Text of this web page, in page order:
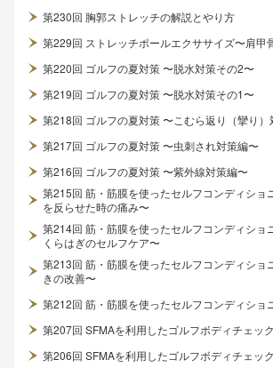
第230回 胸郭ストレッチの解説とやり方
第229回 ストレッチポールエクササイズ〜肩甲
第220回 ゴルフの夏対策 〜脱水対策その2〜
第219回 ゴルフの夏対策 〜脱水対策その1〜
第218回 ゴルフの夏対策 〜こむら返り（攣り）
第217回 ゴルフの夏対策 〜虫刺され対策編〜
第216回 ゴルフの夏対策 〜紫外線対策編〜
第215回 筋・筋膜を使ったセルフコンディショ
を反らせた時の痛み〜
第214回 筋・筋膜を使ったセルフコンディショ
くらはぎのセルフケア〜
第213回 筋・筋膜を使ったセルフコンディショ
きの改善〜
第212回 筋・筋膜を使ったセルフコンディショ
第207回 SFMAを利用したゴルフボディチェッ
第206回 SFMAを利用したゴルフボディチェッ